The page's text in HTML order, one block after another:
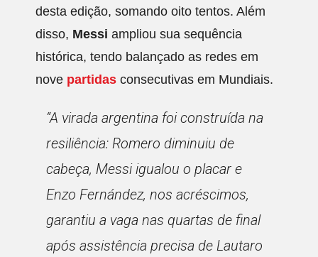
desta edição, somando oito tentos. Além
disso, Messi ampliou sua sequência
histórica, tendo balançado as redes em
nove partidas consecutivas em Mundiais.
“A virada argentina foi construída na
resiliência: Romero diminuiu de
cabeça, Messi igualou o placar e
Enzo Fernández, nos acréscimos,
garantiu a vaga nas quartas de final
após assistência precisa de Lautaro